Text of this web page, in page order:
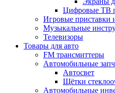
Цифровые ТВ
Игровые приставки
Музыкальные
Телевизоры
Товары для авто
FM трансмиттеры
Автомобильные
Автосвет
Щётки
Автомобильные